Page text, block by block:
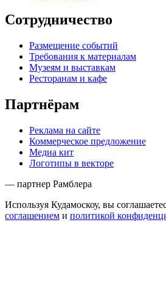
Сотрудничество
Размещение событий
Требования к материалам
Музеям и выставкам
Ресторанам и кафе
Партнёрам
Реклама на сайте
Коммерческое предложение
Медиа кит
Логотипы в векторе
— партнер Рамблера
Используя Кудамоскоу, вы
соглашением и политикой